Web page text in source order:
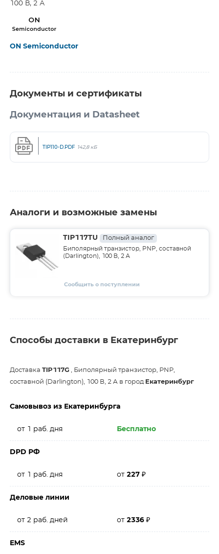
100 В, 2 А
ON Semiconductor
Документы и сертификаты
Документация и Datasheet
TIP110-D.PDF 142,8 кБ
Аналоги и возможные замены
TIP117TU Полный аналог
Биполярный транзистор, PNP, составной
(Darlington), 100 В, 2 А
Сообщить о поступлении
Способы доставки в Екатеринбург
Доставка TIP117G , Биполярный транзистор, PNP,
составной (Darlington), 100 В, 2 А в город Екатеринбург
Самовывоз из Екатеринбурга
от 1 раб. дня Бесплатно
DPD РФ
от 1 раб. дня от 227 ₽
Деловые линии
от 2 раб. дней от 2336 ₽
EMS